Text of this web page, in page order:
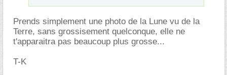
Prends simplement une photo de la Lune vu de la
Terre, sans grossisement quelconque, elle ne
t'apparaitra pas beaucoup plus grosse...
T-K